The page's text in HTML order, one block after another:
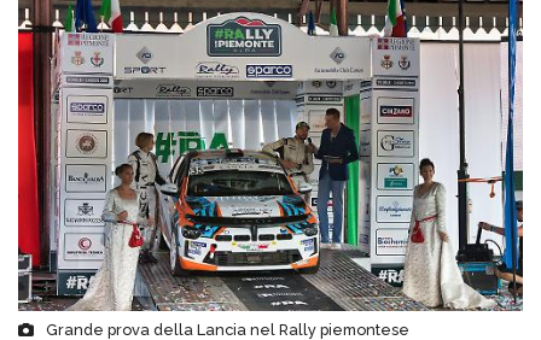
Grande prova della Lancia nel Rally piemontese